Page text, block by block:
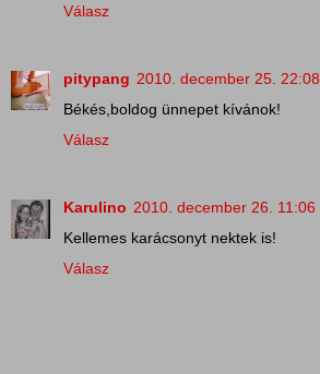
Válasz
pitypang 2010. december 25. 22:08
Békés,boldog ünnepet kívánok!
Válasz
Karulino 2010. december 26. 11:06
Kellemes karácsonyt nektek is!
Válasz